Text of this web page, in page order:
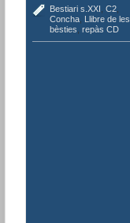
Bestiari s.XXI C2,
Concha, Llibre de les
bèsties repàs CD